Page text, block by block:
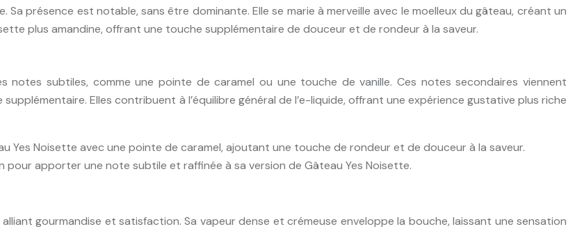
présence est notable, sans être dominante. Elle se marie à merveille avec le moelleux du gâteau, créant un
plus amandine, offrant une touche supplémentaire de douceur et de rondeur à la saveur.
notes subtiles, comme une pointe de caramel ou une touche de vanille. Ces notes secondaires viennent
Elles contribuent à l’équilibre général de l’e-liquide, offrant une expérience gustative plus riche
Yes Noisette avec une pointe de caramel, ajoutant une touche de rondeur et de douceur à la saveur.
pour apporter une note subtile et raffinée à sa version de Gâteau Yes Noisette.
gourmandise et satisfaction. Sa vapeur dense et crémeuse enveloppe la bouche, laissant une sensation